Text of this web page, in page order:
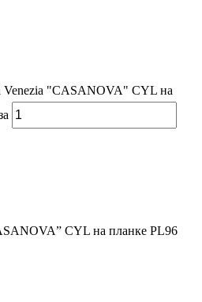
Venezia "CASANOVA" CYL на
CYL на планке PL96